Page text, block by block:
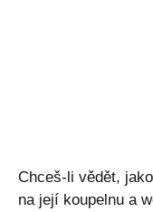
Chceš-li vědět,
na její koupelnu a